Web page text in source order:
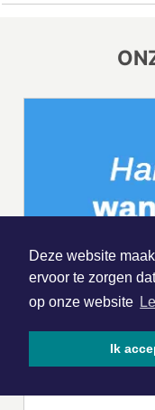
Deze website
ervoor te zorgen
op onze website
Ik